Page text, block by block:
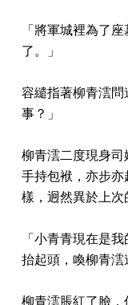
「將軍城裡為了
了。」
容繾指著柳青澐
事？」
柳青澐二度現身
手持包袱，亦步
樣，迥然異於上次
「小青青現在是
抬起頭，喚柳青澐
柳青澐脹紅了臉，